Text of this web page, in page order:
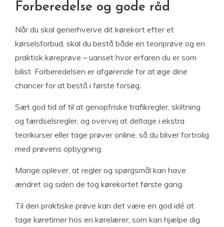
Forberedelse og gode råd
Når du skal generhverve dit kørekort efter et
kørselsforbud, skal du bestå både en teoriprøve og en
praktisk køreprøve – uanset hvor erfaren du er som
bilist. Forberedelsen er afgørende for at øge dine
chancer for at bestå i første forsøg.
Sæt god tid af til at genopfriske trafikregler, skiltning
og færdselsregler, og overvej at deltage i ekstra
teorikurser eller tage prøver online, så du bliver fortrolig
med prøvens opbygning.
Mange oplever, at regler og spørgsmål kan have
ændret sig siden de tog kørekortet første gang.
Til den praktiske prøve kan det være en god idé at
tage køretimer hos en kørelærer, som kan hjælpe dig